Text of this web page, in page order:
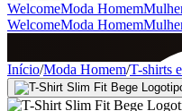
WelcomeModa Homem
WelcomeModa Homem
SINCE 2005
Início/Moda Homem/T-shirts